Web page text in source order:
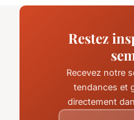
Restez
Recevez notre
tendances et
directement